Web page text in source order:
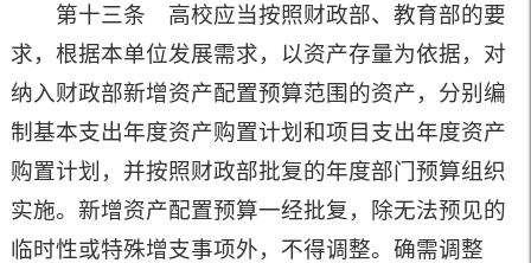
第十三条 高校应当按照财政部、教育部的要
求，根据本单位发展需求，以资产存量为依据，对
纳入财政部新增资产配置预算范围的资产，分别编
制基本支出年度资产购置计划和项目支出年度资产
购置计划，并按照财政部批复的年度部门预算组织
实施。新增资产配置预算一经批复，除无法预见的
临时性或特殊增支事项外，不得调整。确需调整